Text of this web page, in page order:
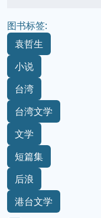
图书标签:
袁哲生
小说
台湾
台湾文学
文学
短篇集
后浪
港台文学